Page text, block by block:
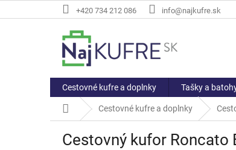
na
+420 734 212 086 info@najkufre.sk
Cestovné kufre a doplnky Tašky a
DomovCestovné kufre a doplnky
Cestovný kufor Roncato